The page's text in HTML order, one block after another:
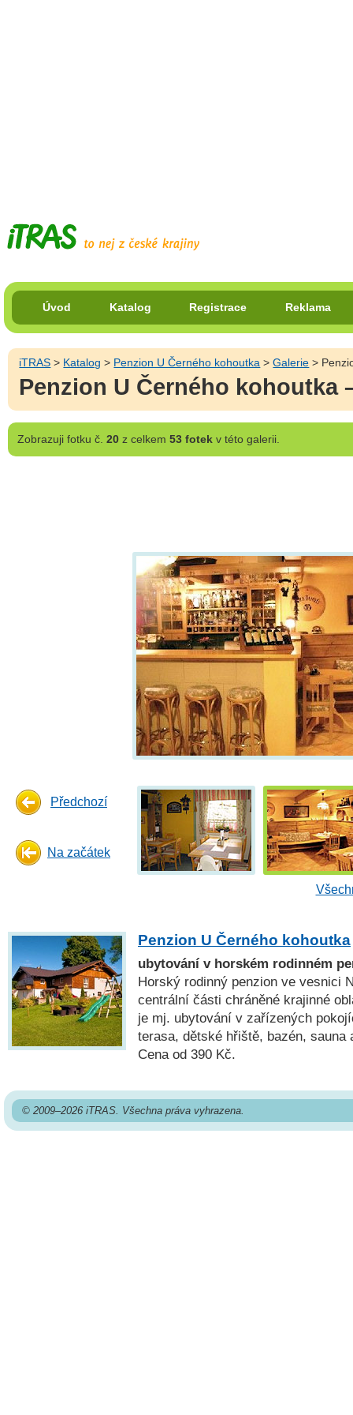
Úvod Katalog Registrace Reklama
iTRAS > Katalog > Penzion U Černého kohoutka >Galerie >
Penzion U Černého kohoutka
Zobrazujifotku č. 20z celkem 53 fotekv této galerii.
Předchozí
Na začátek
Penzion U Černého kohoutka
ubytování v horském rodinném
Horský rodinný penzion ve vesnici
centrální části chráněné krajinné
je mj. ubytování v zařízených
terasa, dětské hřiště, bazén, sauna
Cena od 390 Kč.
© 2009–2026 iTRAS. Všechna práva vyhrazena.